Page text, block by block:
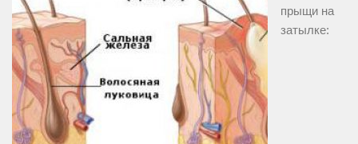
прыщи на
затылке: